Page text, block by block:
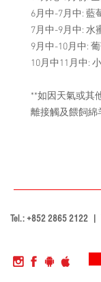
6月中-7月中: 藍
7月中-9月中: 水
9月中-10月中:
10月中11月中:
**如因天氣或其
離接觸及餵飼綿
Tel.: +852 2865 2122 |